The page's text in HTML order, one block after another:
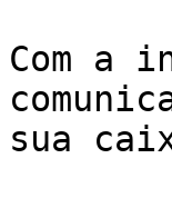
Com a
sua